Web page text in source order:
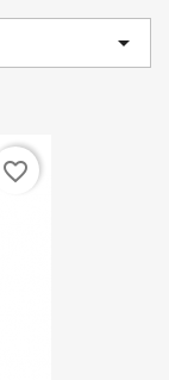

favorite_border